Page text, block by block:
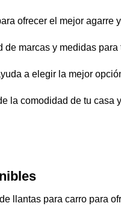
ofrecer el mejor agarre
marcas y medidas para
a elegir la mejor
la comodidad de tu casa
llantas para carro para